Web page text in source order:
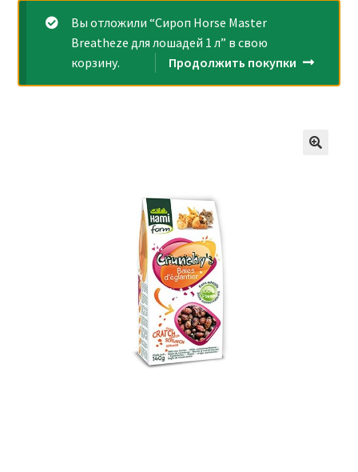
Вы отложили “Сироп Horse Master
Breatheze для лошадей 1 л” в свою
корзину.
Продолжить покупки